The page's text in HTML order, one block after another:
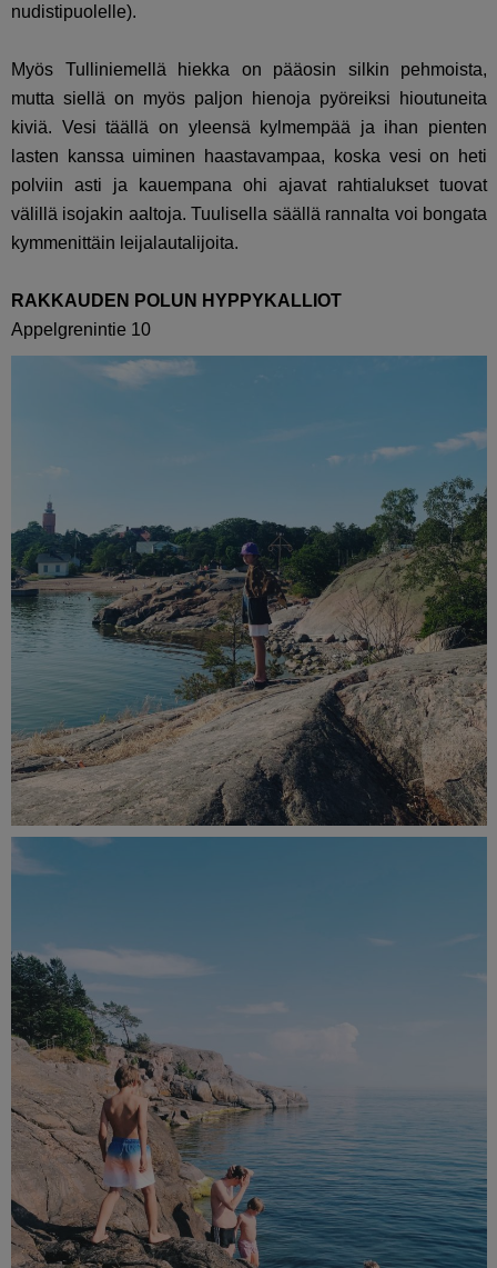
nudistipuolelle).
Myös Tulliniemellä hiekka on pääosin silkin pehmoista,
mutta siellä on myös paljon hienoja pyöreiksi hioutuneita
kiviä. Vesi täällä on yleensä kylmempää ja ihan pienten
lasten kanssa uiminen haastavampaa, koska vesi on heti
polviin asti ja kauempana ohi ajavat rahtialukset tuovat
välillä isojakin aaltoja. Tuulisella säällä rannalta voi bongata
kymmenittäin leijalautalijoita.
RAKKAUDEN POLUN HYPPYKALLIOT
Appelgrenintie 10